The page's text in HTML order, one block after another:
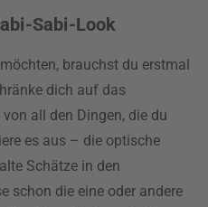
Sabi-Look
brauchst du erstmal
dich auf das
all den Dingen, die du
es aus – die optische
Schätze in den
schon die eine oder andere